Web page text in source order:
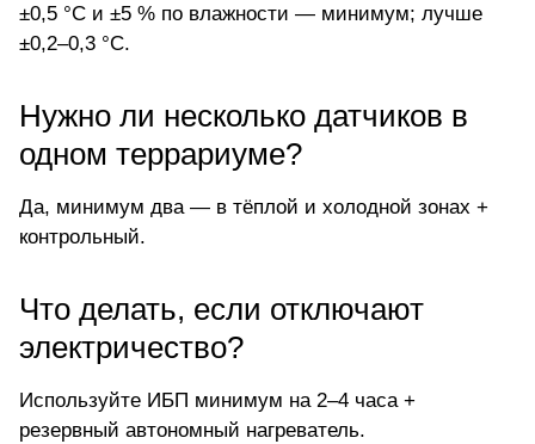
±0,5 °C и ±5 % по влажности — минимум; лучше
±0,2–0,3 °C.
Нужно ли несколько датчиков в
одном террариуме?
Да, минимум два — в тёплой и холодной зонах +
контрольный.
Что делать, если отключают
электричество?
Используйте ИБП минимум на 2–4 часа +
резервный автономный нагреватель.